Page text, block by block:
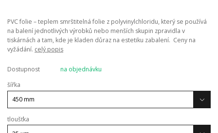
PVC folie – teplem smrštitelná folie z polyvinylchloridu, který se používá
na balení jednotlivých výrobků nebo menších skupin zpravidla v
tiskárnách a tam, kde je kladen důraz na estetiku zabalení. Ceny na
vyžádání. celý popis
Dostupnost
na objednávku
šířka
tloušťka